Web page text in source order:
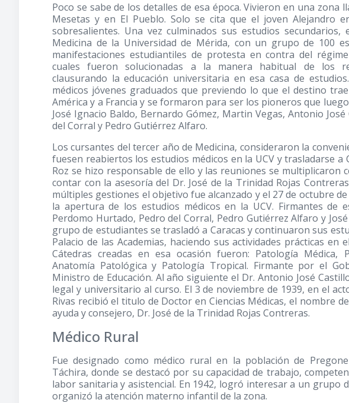
Poco se sabe de los detalles de esa época. Vivieron en una zona
Mesetas y en El Pueblo. Solo se cita que el joven Alejandro
sobresalientes. Una vez culminados sus estudios
Medicina de la Universidad de Mérida, con un grupo de 100
manifestaciones estudiantiles de protesta en contra del
cuales fueron solucionadas a la manera habitual de los
clausurando la educación universitaria en esa casa de
médicos jóvenes graduados que previendo lo que el destino
América y a Francia y se formaron para ser los pioneros que
José Ignacio Baldo, Bernardo Gómez, Martin Vegas, Antonio
del Corral y Pedro Gutiérrez Alfaro.
Los cursantes del tercer año de Medicina, consideraron la
fuesen reabiertos los estudios médicos en la UCV y trasladarse a
Roz se hizo responsable de ello y las reuniones se multiplicaron
contar con la asesoría del Dr. José de la Trinidad Rojas
múltiples gestiones el objetivo fue alcanzado y el 27 de octubre
la apertura de los estudios médicos en la UCV. Firmantes de
Perdomo Hurtado, Pedro del Corral, Pedro Gutiérrez Alfaro y
grupo de estudiantes se trasladó a Caracas y continuaron sus
Palacio de las Academias, haciendo sus actividades prácticas en
Cátedras creadas en esa ocasión fueron: Patología Médica,
Anatomía Patológica y Patología Tropical. Firmante por el
Ministro de Educación. Al año siguiente el Dr. Antonio José
legal y universitario al curso. El 3 de noviembre de 1939, en el
Rivas recibió el titulo de Doctor en Ciencias Médicas, el nombre
ayuda y consejero, Dr. José de la Trinidad Rojas Contreras.
Médico Rural
Fue designado como médico rural en la población de
Táchira, donde se destacó por su capacidad de trabajo,
labor sanitaria y asistencial. En 1942, logró interesar a un grupo
organizó la atención materno infantil de la zona.